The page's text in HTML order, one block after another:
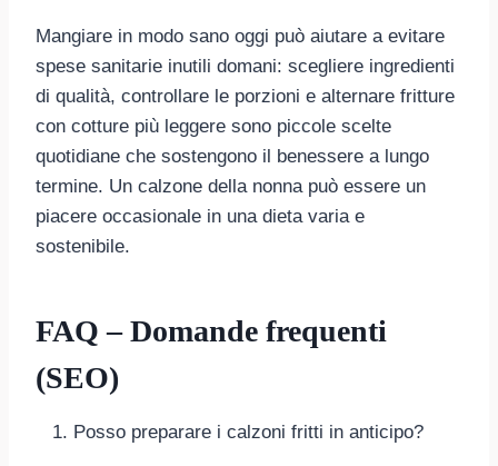
Mangiare in modo sano oggi può aiutare a evitare
spese sanitarie inutili domani: scegliere ingredienti
di qualità, controllare le porzioni e alternare fritture
con cotture più leggere sono piccole scelte
quotidiane che sostengono il benessere a lungo
termine. Un calzone della nonna può essere un
piacere occasionale in una dieta varia e
sostenibile.
FAQ – Domande frequenti
(SEO)
Posso preparare i calzoni fritti in anticipo?